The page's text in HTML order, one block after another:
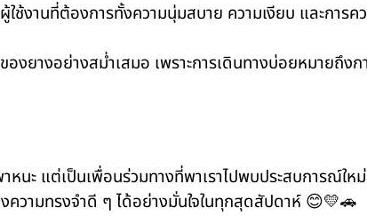
งานที่ต้องการทั้งความนุ่มสบาย ความเงียบ และการค
างอย่างสม่ำเสมอ เพราะการเดินทางบ่อยหมายถึงก
นะ แต่เป็นเพื่อนร่วมทางที่พาเราไปพบประสบการณ์ให
วามทรงจำดี ๆ ได้อย่างมั่นใจในทุกสุดสัปดาห์ 😊💛🚗